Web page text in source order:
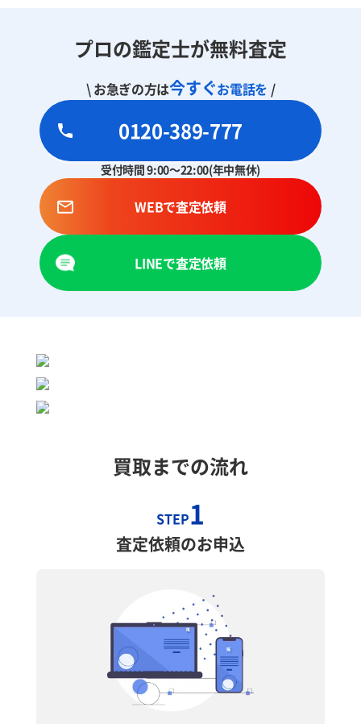
プロの鑑定士が無料査定
\ お急ぎの方は今すぐお電話を /
0120-389-777
受付時間 9:00～22:00(年中無休)
WEBで査定依頼
LINEで査定依頼
買取までの流れ
STEP1
査定依頼のお申込